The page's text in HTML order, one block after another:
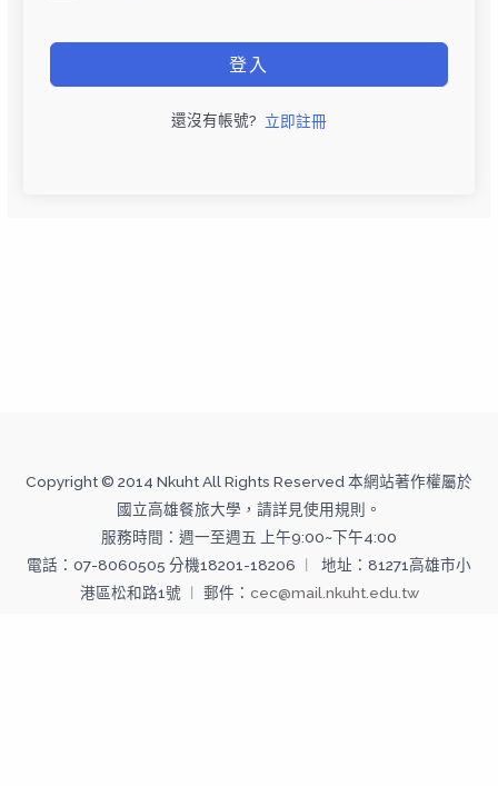
登入
還沒有帳號? 立即註冊
Copyright © 2014 Nkuht All Rights Reserved 本網站著作權屬於
國立高雄餐旅大學，請詳見使用規則。
服務時間：週一至週五 上午9:00~下午4:00
電話：07-8060505 分機18201-18206 ︱ 地址：81271高雄市小
港區松和路1號 ︱ 郵件： cec@mail.nkuht.edu.tw